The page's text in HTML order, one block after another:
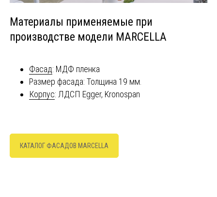
Материалы применяемые при
производстве модели MARCELLA
Фасад: МДФ пленка
Размер фасада: Толщина 19 мм.
Корпус: ЛДСП Egger, Kronospan
КАТАЛОГ ФАСАДОВ MARCELLA